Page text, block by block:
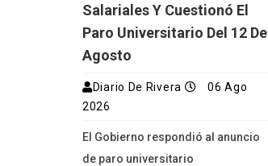
Salariales Y Cuestionó El
Paro Universitario Del 12 De
Agosto
Diario De Rivera
06 Ago
2026
El Gobierno respondió al anuncio
de paro universitario